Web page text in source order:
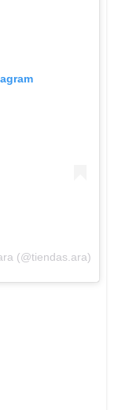
(@tiendas.ara)